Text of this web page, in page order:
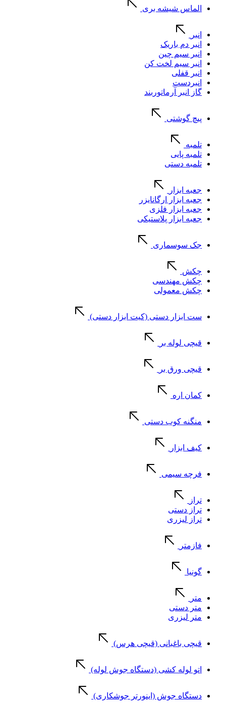
الماس شیشه بری
انبر
انبر دم باریک
انبر سیم چین
انبر سیم لخت کن
انبر قفلی
انبردست
گاز انبر آرماتوربند
پیچ گوشتی
تلمبه
تلمبه پایی
تلمبه دستی
جعبه ابزار
جعبه ابزار ارگانایزر
جعبه ابزار فلزی
جعبه ابزار پلاستیکی
جک سوسماری
چکش
چکش مهندسی
چکش معمولی
ست ابزار دستی (کیت ابزار دستی)
قیچی لوله بر
قیچی ورق بر
کمان اره
منگنه کوب دستی
کیف ابزار
فرچه سیمی
تراز
تراز دستی
تراز لیزری
فازمتر
گونیا
متر
متر دستی
متر لیزری
قیچی باغبانی (قیچی هرس)
اتو لوله کشی (دستگاه جوش لوله)
دستگاه جوش (اینورتر جوشکاری)